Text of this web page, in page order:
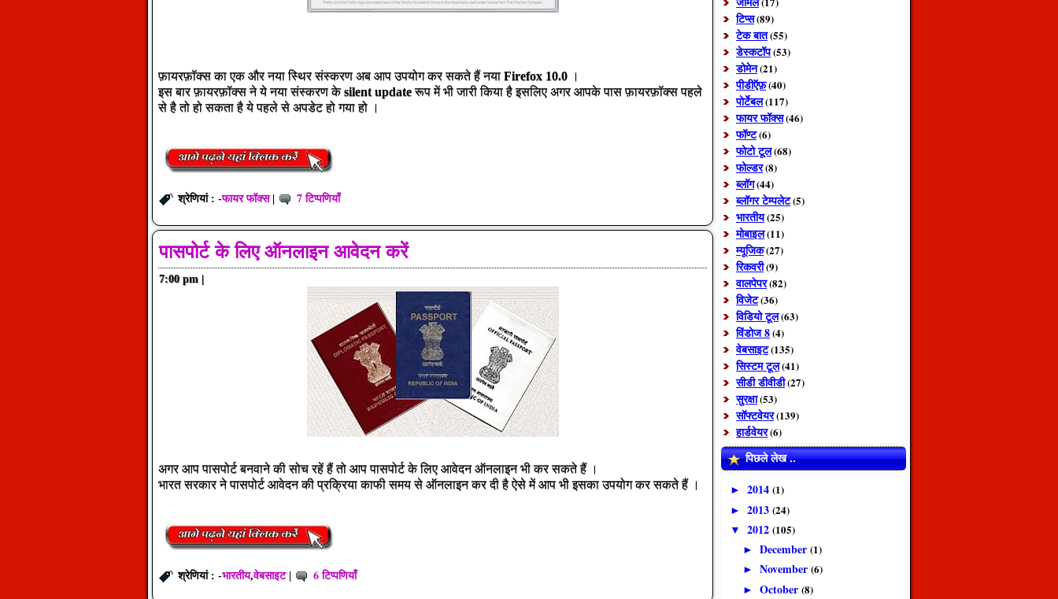
फ़ायरफ़ॉक्स का एक और नया स्थिर संस्करण अब आप उपयोग कर सकते हैं नया Firefox 10.0 ।
इस बार फ़ायरफ़ॉक्स ने ये नया संस्करण केsilent updateरूप में भी जारी किया है इसलिए अगर आपके पास फ़ायरफ़ॉक्स पहले
से है तो हो सकता है ये पहले से अपडेट हो गया हो ।
श्रेणियां : -फायर फॉक्स| 7 टिप्पणियाँ
पासपोर्ट के लिए ऑनलाइन आवेदन करें
7:00 pm |
अगर आप पासपोर्ट बनवाने की सोच रहें हैं तो आप पासपोर्ट के लिए आवेदन ऑनलाइन भी कर सकते हैं ।
भारत सरकार ने पासपोर्ट आवेदन की प्रक्रिया काफी समय से ऑनलाइन कर दी है ऐसे में आप भी इसका उपयोग कर सकते हैं ।
श्रेणियां : -भारतीय,वेबसाइट| 6 टिप्पणियाँ
टिप्स(89)
टेक बात(55)
डेस्कटॉप(53)
डोमेन(21)
पीडीऍफ़(40)
पोर्टेबल(117)
फायर फॉक्स(46)
फॉण्ट(6)
फोटो टूल(68)
फोल्डर(8)
ब्लॉग(44)
ब्लॉगर टेम्पलेट(5)
भारतीय(25)
मोबाइल(11)
म्यूजिक(27)
रिकवरी(9)
वालपेपर(82)
विजेट(36)
विडियो टूल(63)
विंडोज 8(4)
वेबसाइट(135)
सिस्टम टूल(41)
सीडी डीवीडी(27)
सुरक्षा(53)
सॉफ्टवेयर(139)
हार्डवेयर(6)
पिछले लेख ..
► 2014 (1)
► 2013 (24)
▼ 2012 (105)
► December (1)
► November (6)
► October (8)